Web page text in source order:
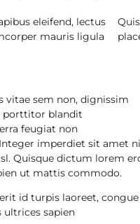
eleifend, lectus
mauris ligula
vitae sem non, dignissim
porttitor blandit
feugiat non
imperdiet sit amet
Quisque dictum lorem
ut mattis commodo.
id turpis laoreet,
sapien